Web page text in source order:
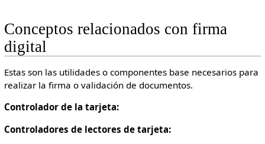
Conceptos relacionados con firma
digital
Estas son las utilidades o componentes base necesarios para
realizar la firma o validación de documentos.
Controlador de la tarjeta:
Controladores de lectores de tarjeta: